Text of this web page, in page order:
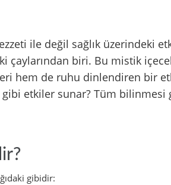
ile değil sağlık üzerindeki
çaylarından biri. Bu mistik
hem de ruhu dinlendiren bir
gibi etkiler sunar? Tüm bilinmesi
gibidir: